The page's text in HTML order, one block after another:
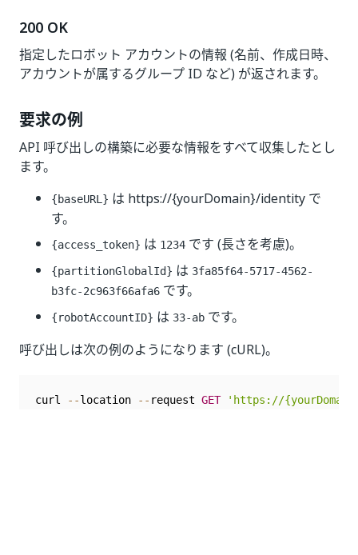
200 OK
指定したロボット アカウントの情報 (名前、作成日時、
アカウントが属するグループ ID など) が返されます。
要求の例
API 呼び出しの構築に必要な情報をすべて収集したとし
ます。
{baseURL} は https://{yourDomain}/identity で
す。
{access_token} は 1234 です (長さを考慮)。
{partitionGlobalId} は 3fa85f64-5717-4562-
b3fc-2c963f66afa6 です。
{robotAccountID} は 33-ab です。
呼び出しは次の例のようになります (cURL)。
curl --location -- request GET
'https://